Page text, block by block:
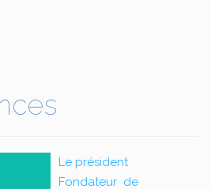
Le président
Fondateur de